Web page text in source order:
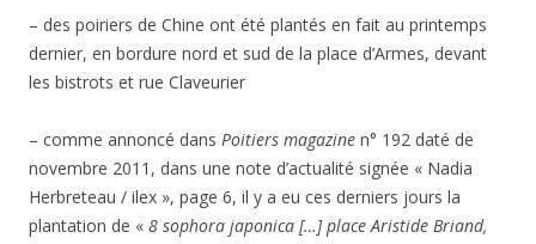
– des poiriers de Chine ont été plantés en fait au printemps
dernier, en bordure nord et sud de la place d’Armes, devant
les bistrots et rue Claveurier
– comme annoncé dans Poitiers magazine n° 192 daté de
novembre 2011, dans une note d’actualité signée « Nadia
Herbreteau / ilex », page 6, il y a eu ces derniers jours la
plantation de « 8 sophora japonica […] place Aristide Briand,